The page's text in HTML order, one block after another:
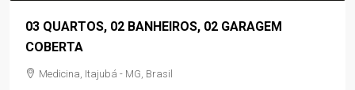
03 QUARTOS, 02 BANHEIROS, ÁREA GOURMET, 02
VAGAS DE GARAGENS
Residencial Jardim Panorama, Piranguinho - MG, Brasil